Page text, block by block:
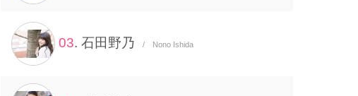
03. 石田野乃 / Nono Ishida